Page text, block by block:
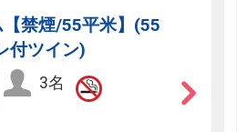
禁煙/55平米】(55
付ツイン)
3名